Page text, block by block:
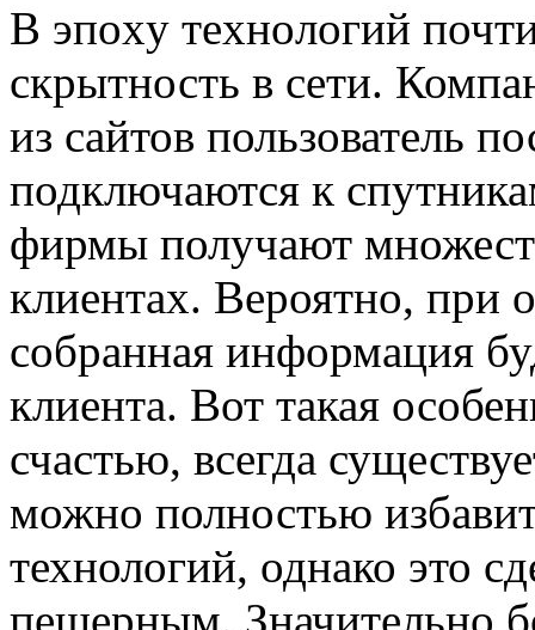
В эпoxу тexнoлoгий
скрытность в сети.
из сайтов пользователь
подключаются к
фирмы получают
клиентах. Вероятно, при
собранная информация
клиента. Вот такая
счастью, всегда
можно полностью
технологий, однако это
пещерным. Значительно